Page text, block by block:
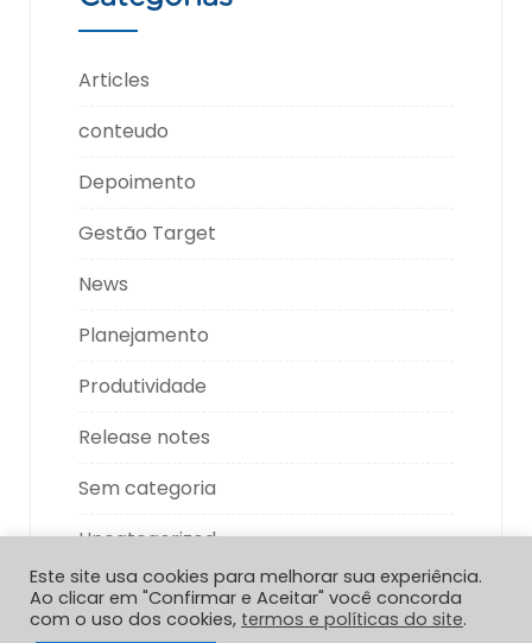
Articles
conteudo
Depoimento
Gestão Target
News
Planejamento
Produtividade
Release notes
Sem categoria
Uncategorized
Este site usa cookies para melhorar sua experiência.
Ao clicar em "Confirmar e Aceitar" você concorda
com o uso dos cookies, termos e políticas do site.